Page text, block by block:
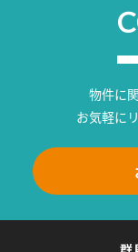
物件に
お気軽に